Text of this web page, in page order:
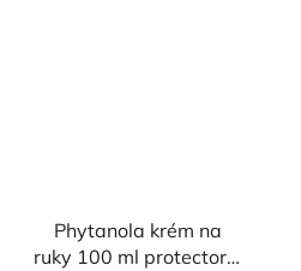
Phytanola krém na
ruky 100 ml protector s